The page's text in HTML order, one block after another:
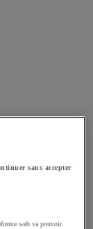
sans accepter
web va pouvoir